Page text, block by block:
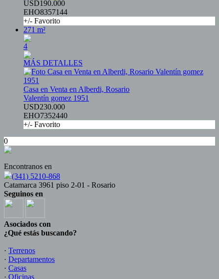
USD190.000
EHO8357144
+/- Favorito
271 m²
4
MÁS DETALLES
Casa en Venta en Alberdi, Rosario
Valentín gomez 1951
USD230.000
EHO7352440
+/- Favorito
0
Encontranos en
(341) 5210-868
Catamarca 3961 piso 2-01 - Rosario
Seguinos en
Asociados con
¿Qué estás buscando?
· Terrenos
· Departamentos
· Casas
· Oficinas